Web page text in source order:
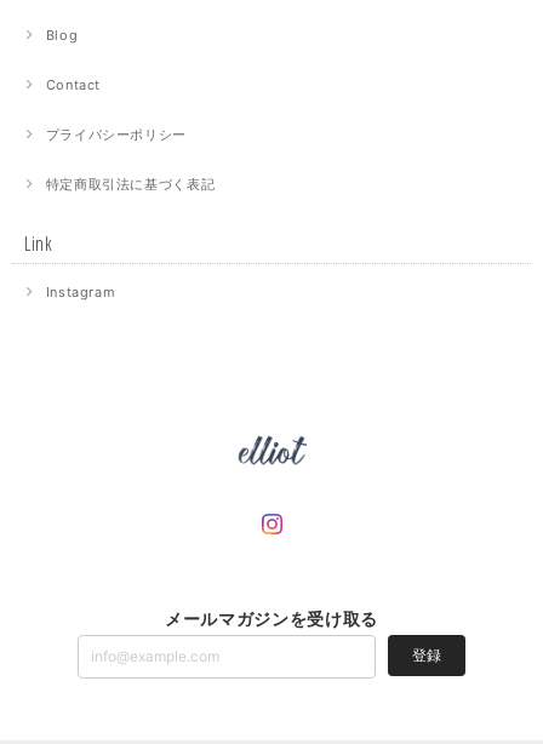
Blog
Contact
プライバシーポリシー
特定商取引法に基づく表記
Link
Instagram
メールマガジンを受け取る
登録